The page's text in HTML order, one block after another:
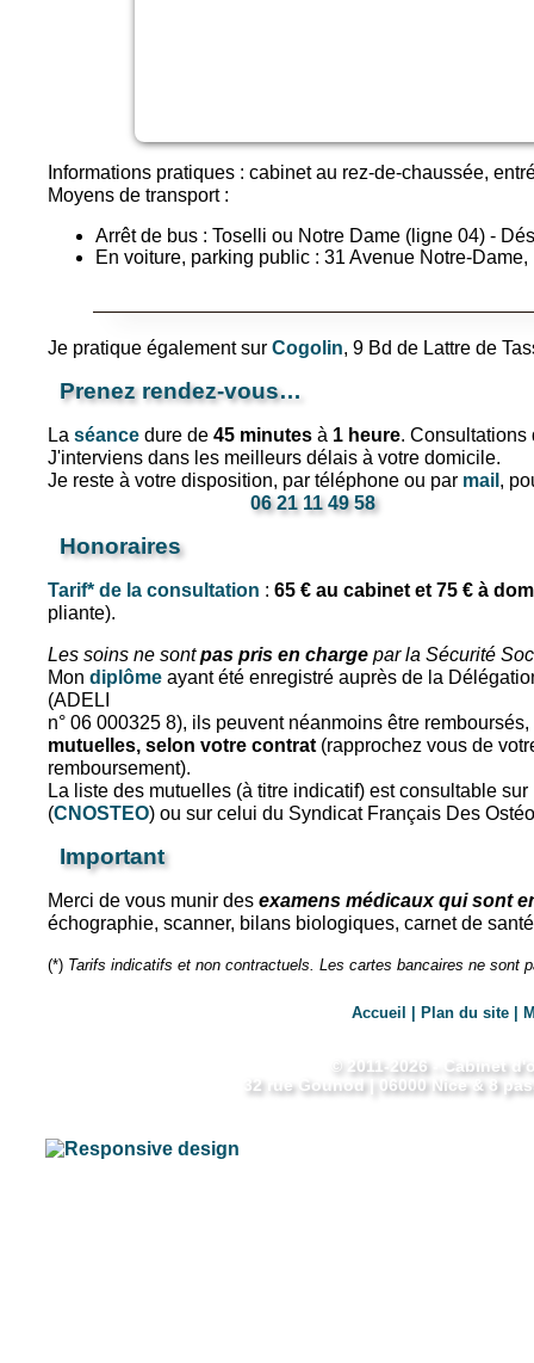
Informations pratiques : cabinet au rez-de-chaussée,
Moyens de transport :
Arrêt de bus : Toselli ou Notre Dame (ligne 04) -
En voiture, parking public : 31 Avenue Notre-Dame,
Je pratique également sur Cogolin, 9 Bd de Lattre de
Prenez rendez-vous…
La séance dure de 45 minutes à 1 heure. Consultations
J'interviens dans les meilleurs délais à votre domicile.
Je reste à votre disposition, par téléphone ou par mail ,
06 21 11 49 58
Honoraires
Tarif* de la consultation : 65 € au cabinet et 75 € à
pliante).
Les soins ne sontpas pris en charge par la Sécurité
Mon diplôme ayant été enregistré auprès de la
(ADELI
n° 06 000325 8), ils peuvent néanmoins être
mutuelles, selon votre contrat (rapprochez vous de
remboursement).
La liste des mutuelles (à titre indicatif) est consultable
(CNOSTEO) ou sur celui du Syndicat Français Des
Important
Merci de vous munir des examens médicaux qui sont
échographie, scanner, bilans biologiques, carnet de
(*) Tarifs indicatifs et non contractuels. Les cartes bancaires ne sont
Accueil | Plan du site|
©2011-2026 - Cabinet
32 rue Gounod | 06000 Nice & 8